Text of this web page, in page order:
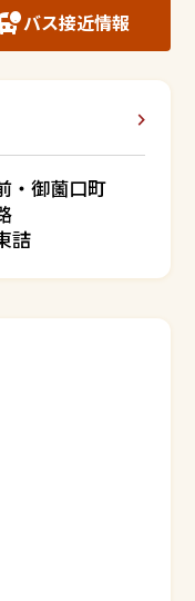
バス接近情報
・御薗口町
詰